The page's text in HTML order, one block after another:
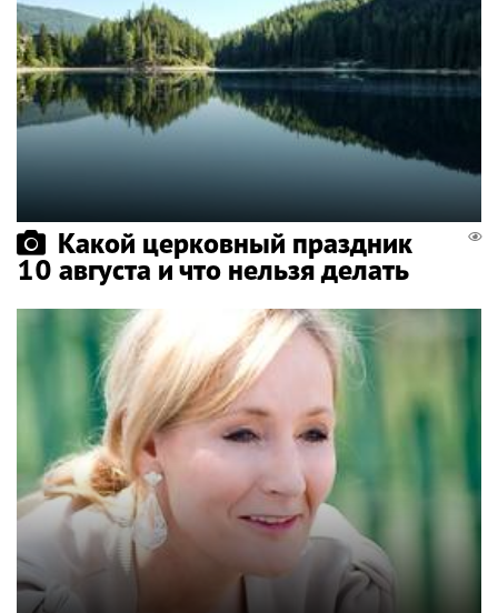
Какой церковный праздник
10 августа и что нельзя делать